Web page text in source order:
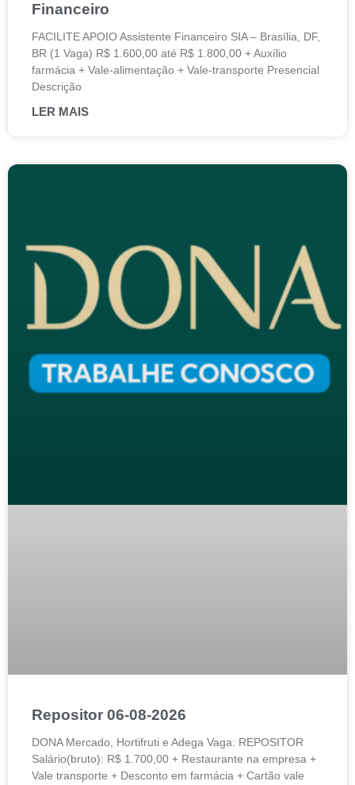
Financeiro
FACILITE APOIO Assistente Financeiro SIA – Brasília, DF,
BR (1 Vaga) R$ 1.600,00 até R$ 1.800,00 + Auxílio
farmácia + Vale-alimentação + Vale-transporte Presencial
Descrição
LER MAIS
Repositor 06-08-2026
DONA Mercado, Hortifruti e Adega Vaga: REPOSITOR
Salário(bruto): R$ 1.700,00 + Restaurante na empresa +
Vale transporte + Desconto em farmácia + Cartão vale